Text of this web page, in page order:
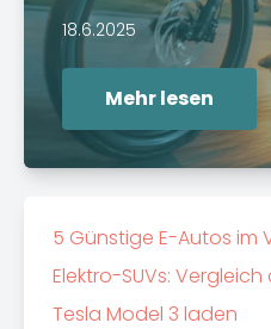
18.6.2025
Mehr lesen
5 Günstige E-Autos im
Elektro-SUVs:
Tesla Model 3 laden